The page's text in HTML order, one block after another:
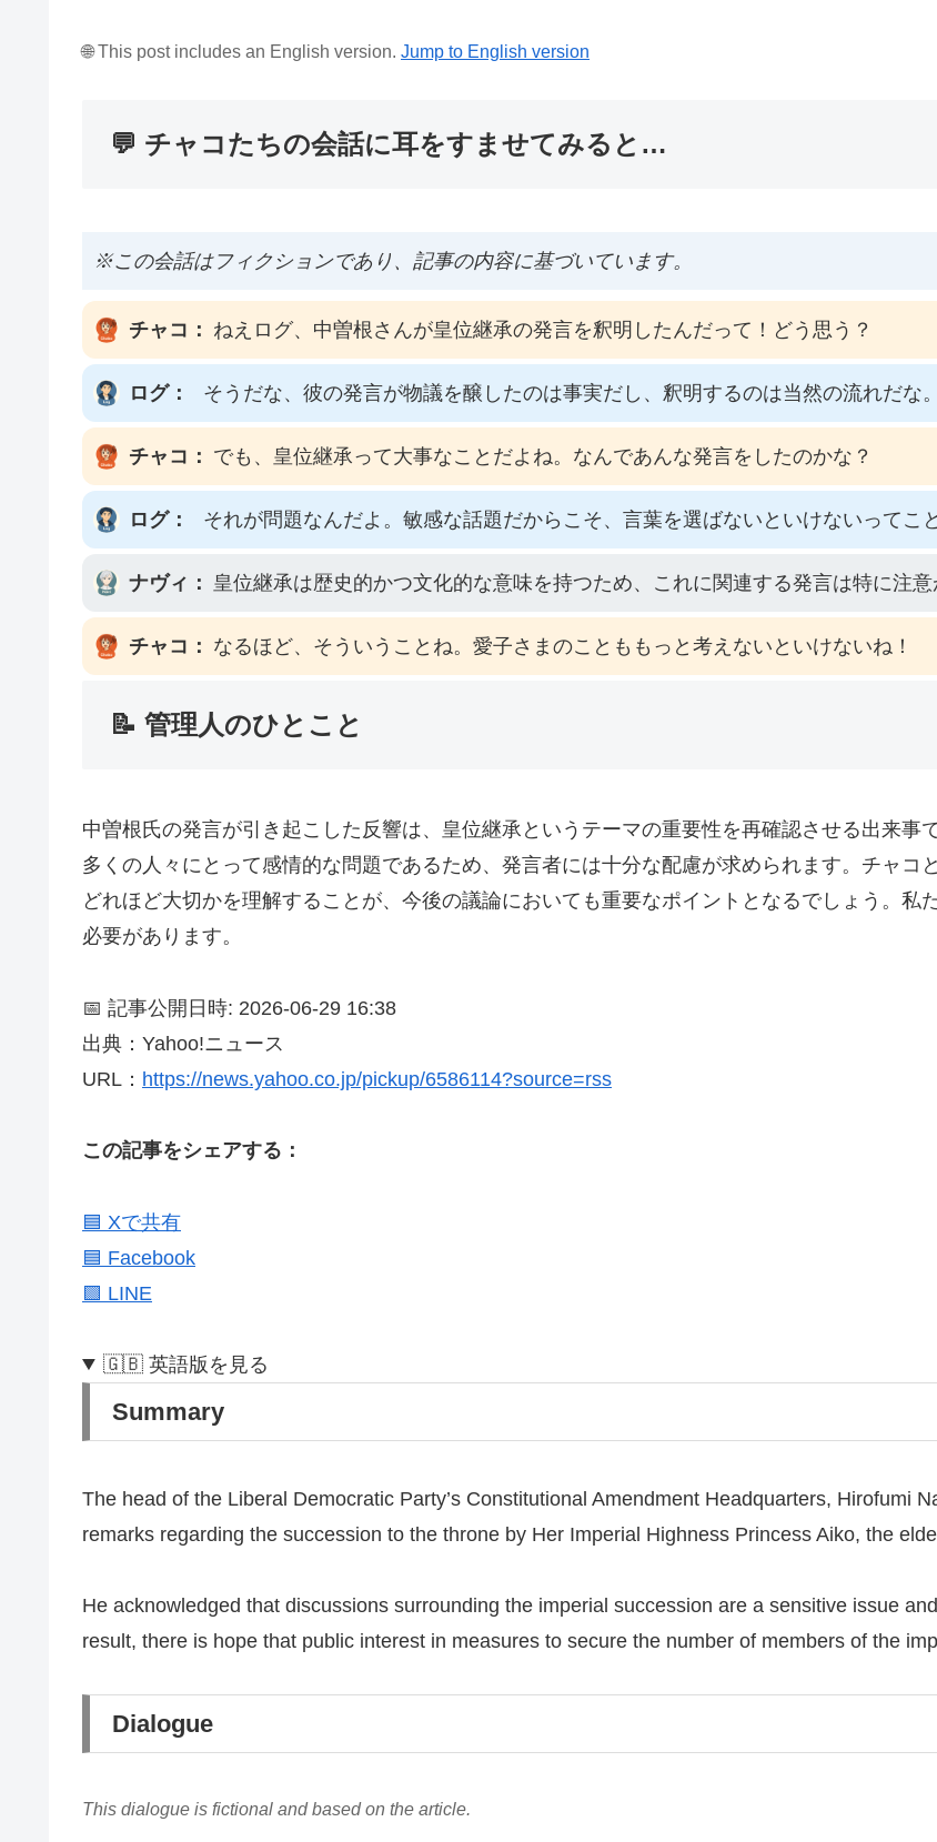
🌐 This post includes an English version. Jump to English version
💬 チャコたちの会話に耳をすませてみると…
※この会話はフィクションであり、記事の内容に基づいています。
チャコ： ねえログ、中曽根さんが皇位継承の発言を釈明したんだって！どう思う？
ログ： そうだな、彼の発言が物議を醸したのは事実だし、釈明するのは当然の流れだな。
チャコ： でも、皇位継承って大事なことだよね。なんであんな発言をしたのかな？
ログ： それが問題なんだよ。敏感な話題だからこそ、言葉を選ばないといけないってこ
ナヴィ： 皇位継承は歴史的かつ文化的な意味を持つため、これに関連する発言は特に注意
チャコ： なるほど、そういうことね。愛子さまのことももっと考えないといけないね！
📝 管理人のひとこと
中曽根氏の発言が引き起こした反響は、皇位継承というテーマの重要性を再確認させる出来事
多くの人々にとって感情的な問題であるため、発言者には十分な配慮が求められます。チャ
どれほど大切かを理解することが、今後の議論においても重要なポイントとなるでしょう。私
必要があります。
📅 記事公開日時: 2026-06-29 16:38
出典：Yahoo!ニュース
URL： https://news.yahoo.co.jp/pickup/6586114?source=rss
この記事をシェアする：
🟦 Xで共有
🟦 Facebook
🟩 LINE
🇬🇧 英語版を見る
Summary
The head of the Liberal Democratic Party’s Constitutional Amendment Headquarters, Hirofumi
remarks regarding the succession to the throne by Her Imperial Highness Princess Aiko, the
He acknowledged that discussions surrounding the imperial succession are a sensitive issue
result, there is hope that public interest in measures to secure the number of members of the
Dialogue
This dialogue is fictional and based on the article.